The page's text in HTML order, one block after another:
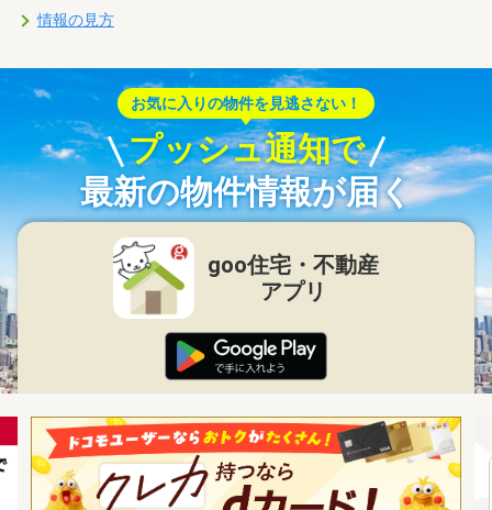
情報の見方
お気に入りの物件を見逃さない！
プッシュ通知で
最新の物件情報が届く
goo住宅・不動産
アプリ